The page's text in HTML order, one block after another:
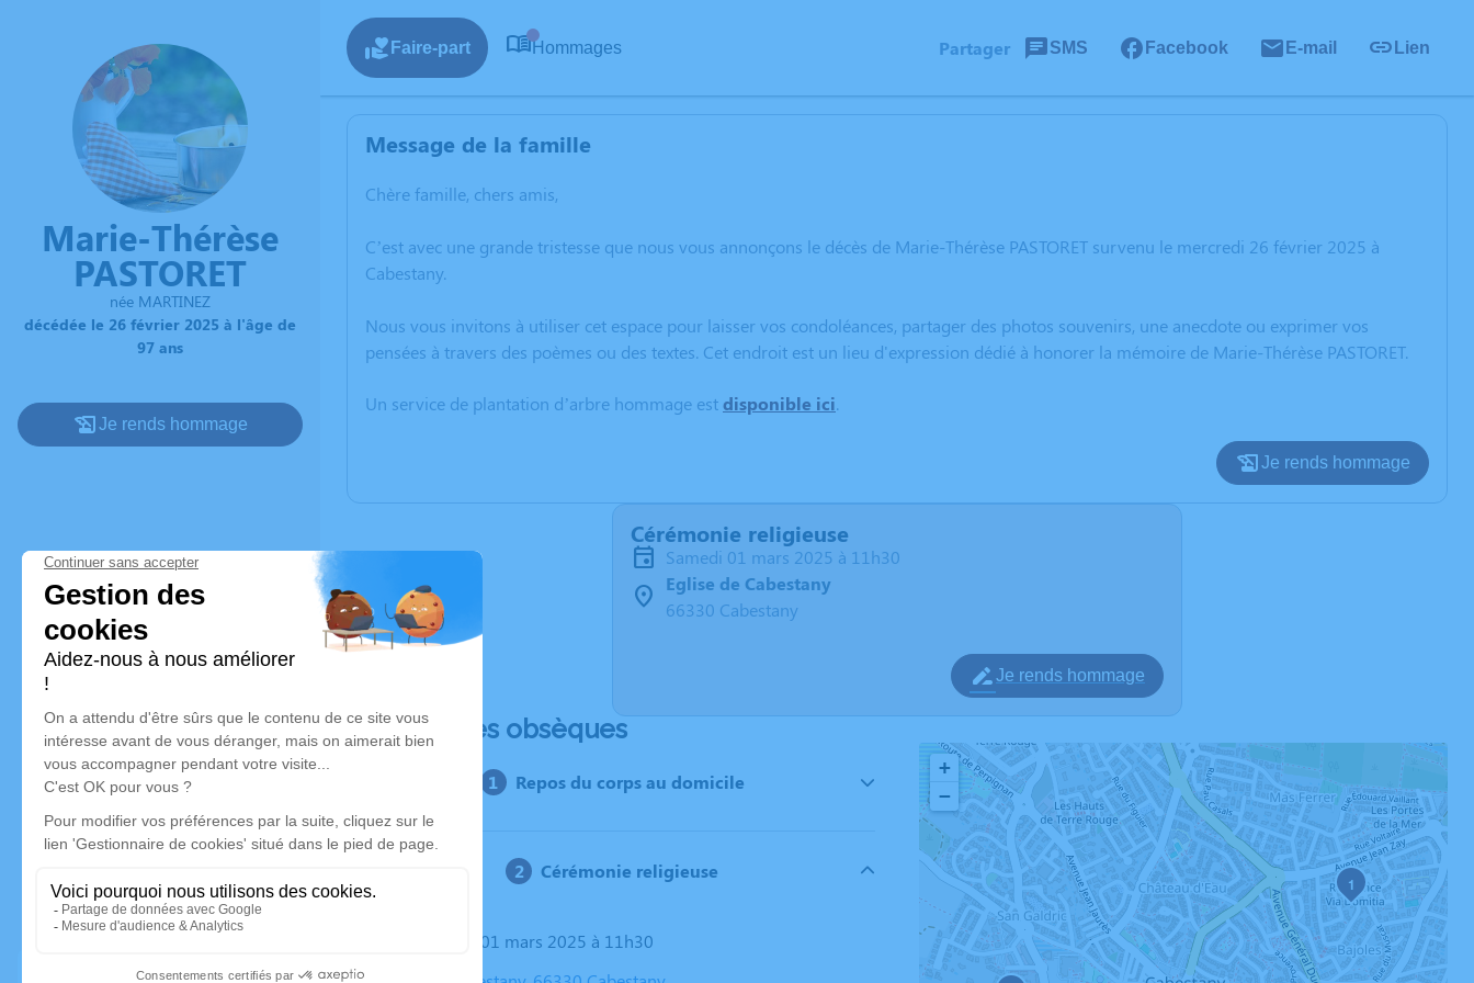
Marie-Thérèse
PASTORET
née MARTINEZ
décédée le 26 février 2025 à l'âge de
97 ans
Je rends hommage
Faire-part Hommages Partager SMS Facebook E-mail Lien
Message de la famille
Chère famille, chers amis,
C’est avec une grande tristesse que nous vous annonçons le décès de Marie-Thérèse PASTORET survenu le mercredi 26 février 2025 à
Cabestany.
Nous vous invitons à utiliser cet espace pour laisser vos condoléances, partager des photos souvenirs, une anecdote ou exprimer vos
pensées à travers des poèmes ou des textes. Cet endroit est un lieu d'expression dédié à honorer la mémoire de Marie-Thérèse PASTORET.
Un service de plantation d’arbre hommage estdisponible ici.
Je rends hommage
Cérémonie religieuse
samedi 01 mars 2025 à 11h30
Eglise de Cabestany
66330 Cabestany
Je rends hommage
Déroulé des obsèques
Repos du corps au domicile
Cérémonie religieuse
Le samedi 01 mars 2025 à 11h30
1
+
−